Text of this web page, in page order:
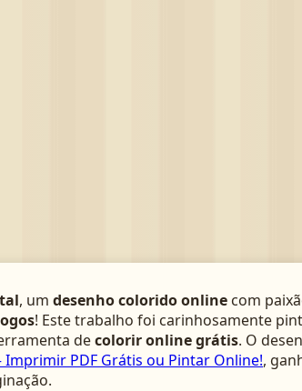
, um desenho colorido online com
! Este trabalho foi carinhosamente
decolorir online grátis. O
PDF Grátis ou Pintar Online!,